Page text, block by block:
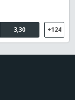
3,30 +124